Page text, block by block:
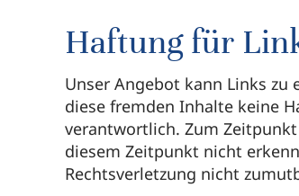
Haftung für
Unser Angebot kann Links
diese fremden Inhalte keine
verantwortlich. Zum
diesem Zeitpunkt nicht
Rechtsverletzung nicht